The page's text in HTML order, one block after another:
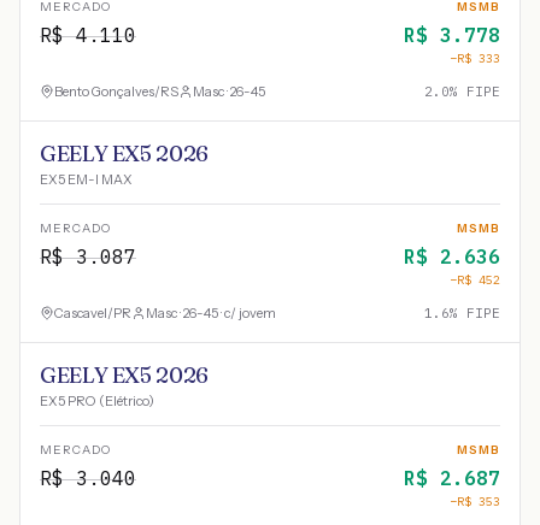
MERCADO
R$4.110
MSMB
R$ 3.778
−R$ 333
Bento Gonçalves/RS Masc · 26-45 2.0% FIPE
GEELY EX5 2026
EX5 EM-I MAX
MERCADO
R$3.087
MSMB
R$ 2.636
−R$ 452
Cascavel/PR Masc · 26-45 · c/ jovem 1.6% FIPE
GEELY EX5 2026
EX5 PRO (Elétrico)
MERCADO
R$3.040
MSMB
R$ 2.687
−R$ 353